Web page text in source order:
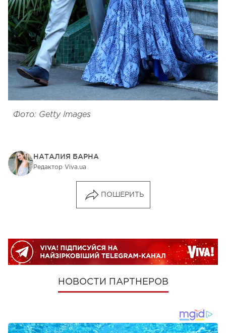
Фото: Getty Images
НАТАЛИЯ БАРНА
Редактор Viva.ua
ПОШЕРИТЬ
НОВОСТИ ПАРТНЕРОВ